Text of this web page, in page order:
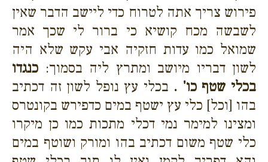
פירוש צריך אתה לטרוח כדי ליישב הדבר שאין
לשבשה מכח קושיא כי ברור לי שכך אמר
שמואל כמו עדות חזקיה אבי עקש שלא היה
לשון דבריו מיושב ומתרץ ליה בסמוך: כנגדו
בכלי שטף כו' . בכלי עץ נופל לשון זה דכתיב
בהו [וכל] כלי עץ ישטף במים כדפירש בקונטרס
ומצינו למימר נמי דכלי מתכות כמו כן מיקרו
כלי שטף משום דכתיב בהו ומורק ושוטף במים